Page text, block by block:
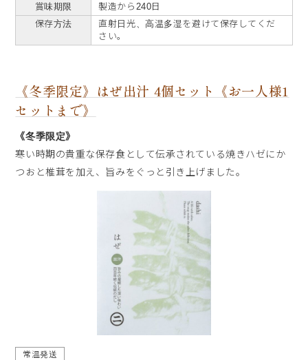
賞味期限
製造から240日
保存方法
直射日光、高温多湿を避けて保存してくだ
さい。
《冬季限定》はぜ出汁 4個セット《お一人様1
セットまで》
《冬季限定》
寒い時期の貴重な保存食として伝承されている焼きハゼにか
つおと椎茸を加え、旨みをぐっと引き上げました。
常温発送